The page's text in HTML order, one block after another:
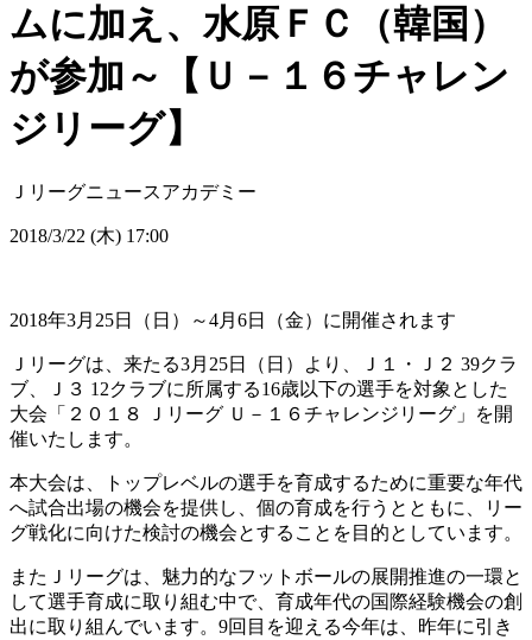
ムに加え、水原ＦＣ（韓国）
が参加～【Ｕ－１６チャレン
ジリーグ】
Ｊリーグニュースアカデミー
2018/3/22 (木) 17:00
2018年3月25日（日）～4月6日（金）に開催されます
Ｊリーグは、来たる3月25日（日）より、Ｊ１・Ｊ２ 39クラ
ブ、Ｊ３ 12クラブに所属する16歳以下の選手を対象とした
大会「２０１８ Ｊリーグ Ｕ－１６チャレンジリーグ」を開
催いたします。
本大会は、トップレベルの選手を育成するために重要な年代
へ試合出場の機会を提供し、個の育成を行うとともに、リー
グ戦化に向けた検討の機会とすることを目的としています。
またＪリーグは、魅力的なフットボールの展開推進の一環と
して選手育成に取り組む中で、育成年代の国際経験機会の創
出に取り組んでいます。9回目を迎える今年は、昨年に引き